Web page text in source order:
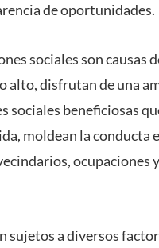
de oportunidades.
sociales son causas
alto, disfrutan de una
sociales beneficiosas
moldean la conducta
ocupaciones
sujetos a diversos